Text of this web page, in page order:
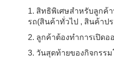
1. สิทธิพิเศษสำหรับลูกค้
รถ(สินค้าทั่วไป , สินค้าปร
2. ลูกค้าต้องทำการเปิดอ
3. วันสุดท้ายของกิจกรร